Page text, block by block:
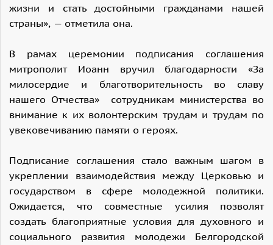
жизни и стать достойными гражданами нашей
страны», — отметила она.
В рамах церемонии подписания соглашения
митрополит Иоанн вручил благодарности «За
милосердие и благотворительность во славу
нашего Отчества» сотрудникам министерства во
внимание к их волонтерским трудам и трудам по
увековечиванию памяти о героях.
Подписание соглашения стало важным шагом в
укреплении взаимодействия между Церковью и
государством в сфере молодежной политики.
Ожидается, что совместные усилия позволят
создать благоприятные условия для духовного и
социального развития молодежи Белгородской